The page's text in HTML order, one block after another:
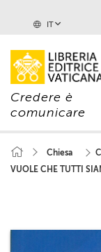
IT
Credere è
comunicare
Chiesa
VUOLE CHE TUTTI